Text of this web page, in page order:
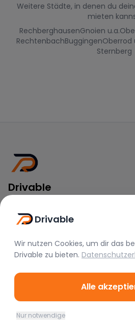
Weitere Städte, in denen du
mieten
RechberghausenGnoien u.a.
RechtenbachBuggingenOberrod
Sternberg
Drivable
Rent A Feeling
Nützliche Links
Vermieter werden
FAQ
Instagram
Rechtliches
Drivable
Wir nutzen Cookies, um dir das
Drivable zu bieten.
Alle
Nur notwendige